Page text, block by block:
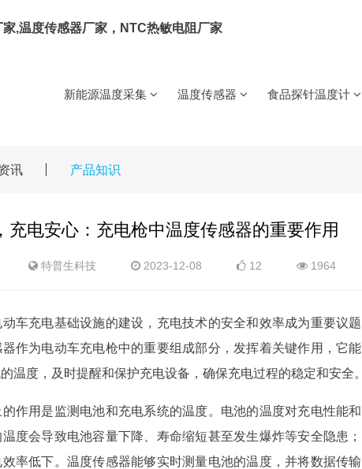
新能源温度采集
成分容设
池回收
IDC数据中心
温度传感器
工业类
食品探针温度计
无线食品探针
NTC热敏电阻
高温铂电阻PT1000 高温铂电阻PT200 高温铂电阻PT100
储能CCS集成采集母排方案
束
储能温控温度传感器 新能源充电枪/桩/用温度
储能消防用温度传感器 锂电池用温度传感器
讯 产品知识
充电安心：充电枪中温度传感器的重要作用
特普生科技 2023-12-08 12 1964
车充电基础设施的建设，充电技术的安全和效率成为重要议
作为电动车充电枪中的重要组成部分，发挥着关键作用，它
温度，及时提醒和保护充电设备，确保充电过程的稳定和安全。
作用是监测电池和充电系统的温度。电池的温度对充电性能
度会导致电池容量下降、寿命缩短甚至发生爆炸等安全隐患
率低下。温度传感器能够实时测量电池的温度，并将数据传